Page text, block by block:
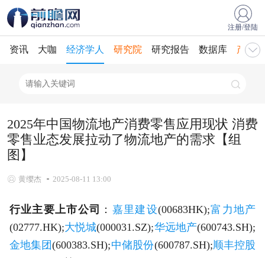
注册/登陆
资讯 大咖 经济学人 研究院 研究报告 数据库 产业
2025年中国物流地产消费零售应用现状 消费
零售业态发展拉动了物流地产的需求【组
图】
黄缨杰 2025-08-11 13:00
行业主要上市公司 ： 嘉里建设(00683HK);富力地产
(02777.HK);大悦城(000031.SZ);华远地产(600743.SH);
金地集团(600383.SH);中储股份(600787.SH);顺丰控股